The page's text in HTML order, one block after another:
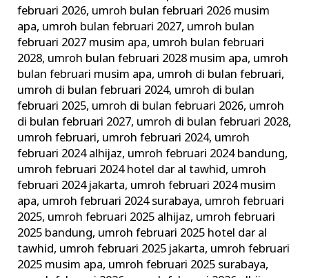
februari 2026, umroh bulan februari 2026 musim
apa, umroh bulan februari 2027, umroh bulan
februari 2027 musim apa, umroh bulan februari
2028, umroh bulan februari 2028 musim apa, umroh
bulan februari musim apa, umroh di bulan februari,
umroh di bulan februari 2024, umroh di bulan
februari 2025, umroh di bulan februari 2026, umroh
di bulan februari 2027, umroh di bulan februari 2028,
umroh februari, umroh februari 2024, umroh
februari 2024 alhijaz, umroh februari 2024 bandung,
umroh februari 2024 hotel dar al tawhid, umroh
februari 2024 jakarta, umroh februari 2024 musim
apa, umroh februari 2024 surabaya, umroh februari
2025, umroh februari 2025 alhijaz, umroh februari
2025 bandung, umroh februari 2025 hotel dar al
tawhid, umroh februari 2025 jakarta, umroh februari
2025 musim apa, umroh februari 2025 surabaya,